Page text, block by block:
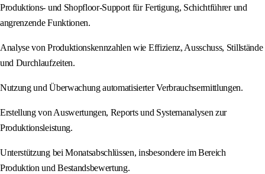
Produktions- und Shopfloor-Support für Fertigung, Schichtführer und
angrenzende Funktionen.
Analyse von Produktionskennzahlen wie Effizienz, Ausschuss, Stillstände
und Durchlaufzeiten.
Nutzung und Überwachung automatisierter Verbrauchsermittlungen.
Erstellung von Auswertungen, Reports und Systemanalysen zur
Produktionsleistung.
Unterstützung bei Monatsabschlüssen, insbesondere im Bereich
Produktion und Bestandsbewertung.